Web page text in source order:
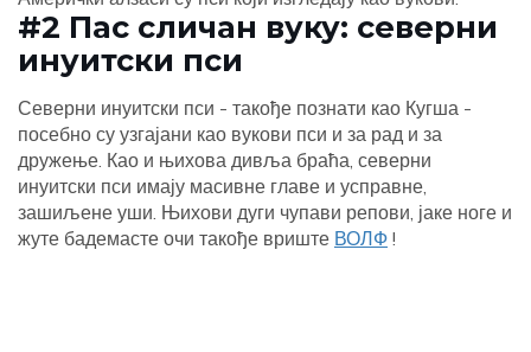
#2 Пас сличан вуку: северни
инуитски пси
Северни инуитски пси - такође познати као Кугша -
посебно су узгајани као вукови пси и за рад и за
дружење. Као и њихова дивља браћа, северни
инуитски пси имају масивне главе и усправне,
зашиљене уши. Њихови дуги чупави репови, јаке ноге и
жуте бадемасте очи такође вриште ВОЛФ !